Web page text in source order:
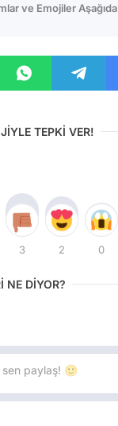
ve Emojiler Aşağıda
TEPKİ VER!
3 2 0
NE DİYOR?